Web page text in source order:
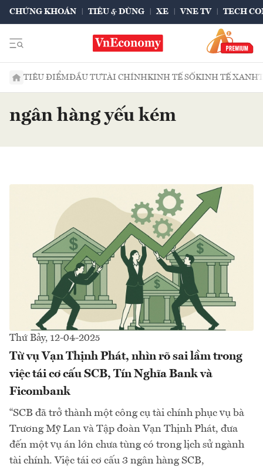
CHỨNG KHOÁN TIÊU & DÙNG XE VNE TV TECH
TIÊU ĐIỂMĐẦU TƯTÀI CHÍNHKINH TẾ SỐKINH TẾ XANH
ngân hàng yếu kém
Thứ Bảy, 12-04-2025
Từ vụ Vạn Thịnh Phát, nhìn rõ sai lầm trong
việc tái cơ cấu SCB, Tín Nghĩa Bank và
Ficombank
“SCB đã trở thành một công cụ tài chính phục vụ bà
Trương Mỹ Lan và Tập đoàn Vạn Thịnh Phát, đưa
đến một vụ án lớn chưa tùng có trong lịch sử ngành
tài chính. Việc tái cơ cấu 3 ngân hàng SCB,